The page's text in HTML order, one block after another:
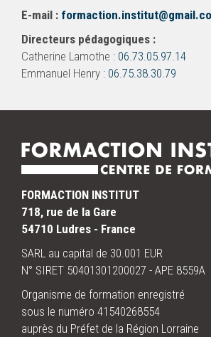
E-mail :
Directeurs pédagogiques :
Catherine Lamothe : 06.73.05.97.14
Emmanuel Henry : 06.75.38.30.79
FORMACTION INSTITUT
718, rue de la Gare
54710 Ludres - France
SARL au capital de 30.001 EUR
N° SIRET 50401301200027 - APE 8559A
Organisme de formation enregistré
sous le numéro 41540268554
auprès du Préfet de la Région Lorraine